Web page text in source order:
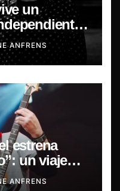
un
de
ANFRENS
estrena
un viaje
la memoria.
ANFRENS